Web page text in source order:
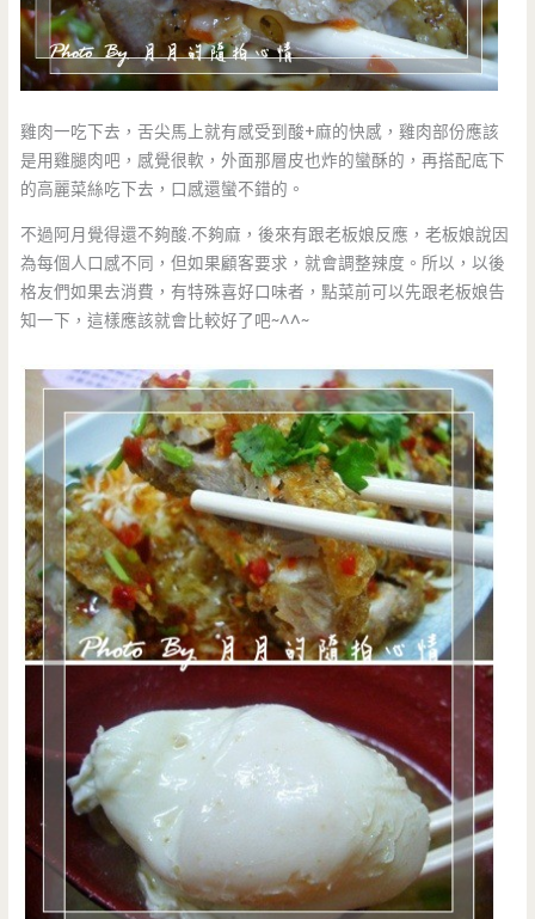
雞肉一吃下去，舌尖馬上就有感受到酸+麻的快感，雞肉部份應該
是用雞腿肉吧，感覺很軟，外面那層皮也炸的蠻酥的，再搭配底下
的高麗菜絲吃下去，口感還蠻不錯的。
不過阿月覺得還不夠酸.不夠麻，後來有跟老板娘反應，老板娘說因
為每個人口感不同，但如果顧客要求，就會調整辣度。所以，以後
格友們如果去消費，有特殊喜好口味者，點菜前可以先跟老板娘告
知一下，這樣應該就會比較好了吧~^^~